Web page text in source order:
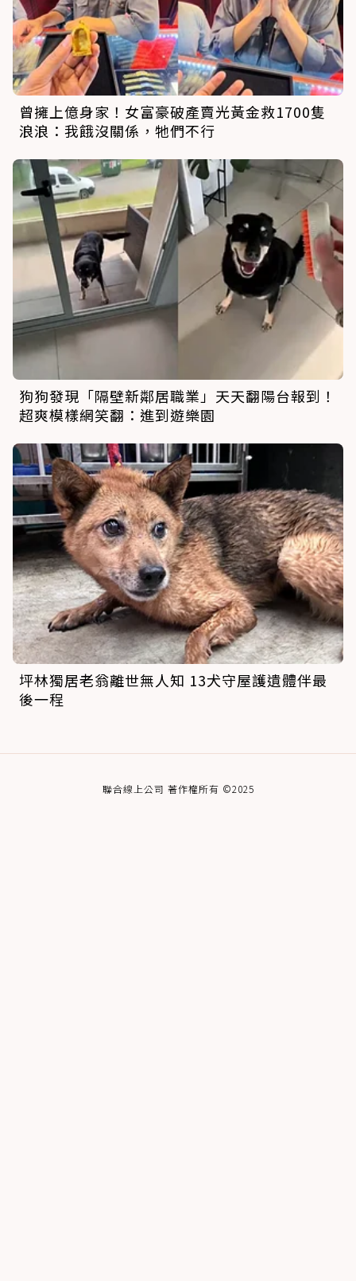
曾擁上億身家！女富豪破產賣光黃金救1700隻
浪浪：我餓沒關係，牠們不行
狗狗發現「隔壁新鄰居職業」天天翻陽台報到！
超爽模樣網笑翻：進到遊樂園
坪林獨居老翁離世無人知 13犬守屋護遺體伴最
後一程
聯合線上公司 著作權所有 ©2025